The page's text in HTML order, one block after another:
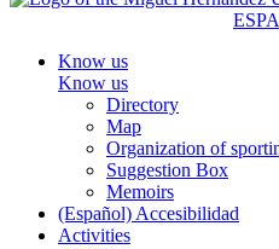
Know us
Know us
Directory
Map
Organization of
Suggestion Box
Memoirs
(Español) Accesibilidad
Activities